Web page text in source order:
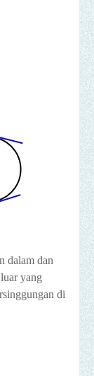
dalam dan
yang
di